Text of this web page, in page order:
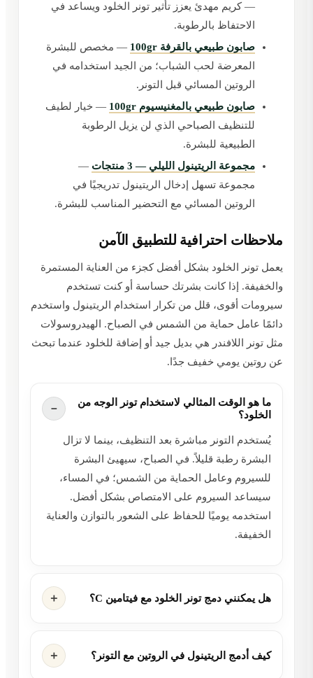
— كريم مهدئ يعزز تأثير تونر الخلود ويساعد في
الاحتفاظ بالرطوبة.
صابون طبيعي بالقرفة 100gr
— مخصص للبشرة
المعرضة لحب الشباب؛ من الجيد استخدامه في
الروتين المسائي قبل التونر.
صابون طبيعي بالمغنيسيوم 100gr
— خيار لطيف
للتنظيف الصباحي الذي لن يزيل الرطوبة
الطبيعية للبشرة.
مجموعة الريتينول الليلي — 3 منتجات
—
مجموعة تسهل إدخال الريتينول تدريجيًا في
الروتين المسائي مع التحضير المناسب للبشرة.
ملاحظات احترافية للتطبيق الآمن
يعمل تونر الخلود بشكل أفضل كجزء من العناية المستمرة
والخفيفة. إذا كانت بشرتك حساسة أو كنت تستخدم
سيرومات أقوى، قلل من تكرار استخدام الريتينول واستخدم
دائمًا عامل حماية من الشمس في الصباح. الهيدروسولات
مثل تونر اللافندر هي بديل جيد أو إضافة للخلود عندما تبحث
عن روتين يومي خفيف جدًا.
ما هو الوقت المثالي لاستخدام تونر الوجه من
الخلود؟
يُستخدم التونر مباشرة بعد التنظيف، بينما لا تزال
البشرة رطبة قليلاً. في الصباح، سيهيئ البشرة
للسيروم وعامل الحماية من الشمس؛ في المساء،
سيساعد السيروم على الامتصاص بشكل أفضل.
استخدمه يوميًا للحفاظ على الشعور بالتوازن والعناية
الخفيفة.
هل يمكنني دمج تونر الخلود مع فيتامين C؟
كيف أدمج الريتينول في الروتين مع التونر؟